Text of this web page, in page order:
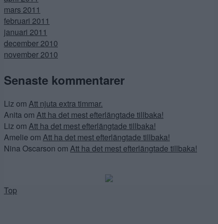
mars 2011
februari 2011
januari 2011
december 2010
november 2010
Senaste kommentarer
Liz om Att njuta extra timmar.
Anitaom Att ha det mest efterlängtade tillbaka!
Liz om Att ha det mest efterlängtade tillbaka!
Amelie om Att ha det mest efterlängtade tillbaka!
Nina Oscarson om Att ha det mest efterlängtade tillbaka!
Top